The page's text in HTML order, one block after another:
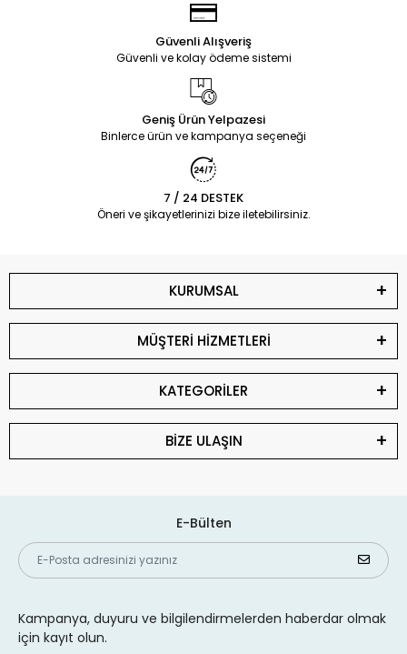
Güvenli Alışveriş
Güvenli ve kolay ödeme sistemi
Geniş Ürün Yelpazesi
Binlerce ürün ve kampanya seçeneği
7 / 24 DESTEK
Öneri ve şikayetlerinizi bize iletebilirsiniz.
KURUMSAL
MÜŞTERİ HİZMETLERİ
KATEGORİLER
BİZE ULAŞIN
E-Bülten
Kampanya, duyuru ve bilgilendirmelerden haberdar olmak
için kayıt olun.